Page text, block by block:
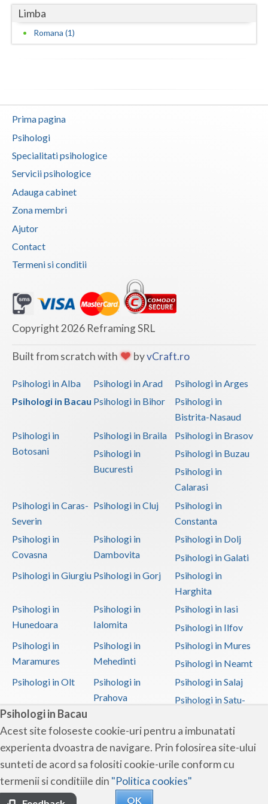
Psihologi in Bacau
Acest site foloseste cookie-uri pentru a imbunatati
experienta dvoastra de navigare. Prin folosirea site-ului
sunteti de acord sa folositi cookie-urile conform cu
termenii si conditiile din "Politica cookies"
OK
Limba
Romana (1)
Prima pagina
Psihologi
Specialitati psihologice
Servicii psihologice
Adauga cabinet
Zona membri
Ajutor
Contact
Termeni si conditii
Copyright 2026 Reframing SRL
Built from scratch with byvCraft.ro
Psihologi in Alba Psihologi in Arad
Psihologi in Arges
Psihologi in Bacau Psihologi in Bihor
Psihologi in
Bistrita-Nasaud
Psihologi in
Botosani
Psihologi in Braila
Psihologi in Brasov
Psihologi in
Bucuresti
Psihologi in Buzau
Psihologi in
Calarasi
Psihologi in Caras-
Severin
Psihologi in Cluj
Psihologi in
Constanta
Psihologi in
Covasna
Psihologi in
Dambovita
Psihologi in Dolj
Psihologi in Galati
Psihologi in Giurgiu Psihologi in Gorj
Psihologi in
Harghita
Psihologi in
Hunedoara
Psihologi in
Ialomita
Psihologi in Iasi
Psihologi in Ilfov
Psihologi in
Maramures
Psihologi in
Mehedinti
Psihologi in Mures
Psihologi in Neamt
Psihologi in Olt
Psihologi in
Prahova
Psihologi in Salaj
Psihologi in Satu-
Psihologi in Sibiu
Psihologi in
Suceava
Psihologi in
Teleorman
Psihologi in Timis
Psihologi in Tulcea Psihologi in Valcea
Psihologi in Vaslui
Psihologi in
Vrancea